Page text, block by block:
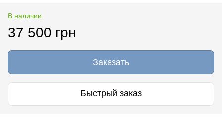
В наличии
37 500 грн
Заказать
Быстрый заказ